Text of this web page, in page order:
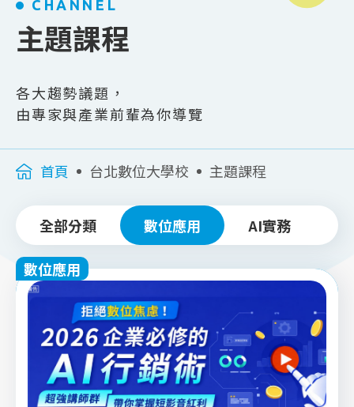
CHANNEL
主題課程
各大趨勢議題，
由專家與產業前輩為你導覽
首頁 台北數位大學校 主題課程
全部分類 數位應用 AI實務
數位應用